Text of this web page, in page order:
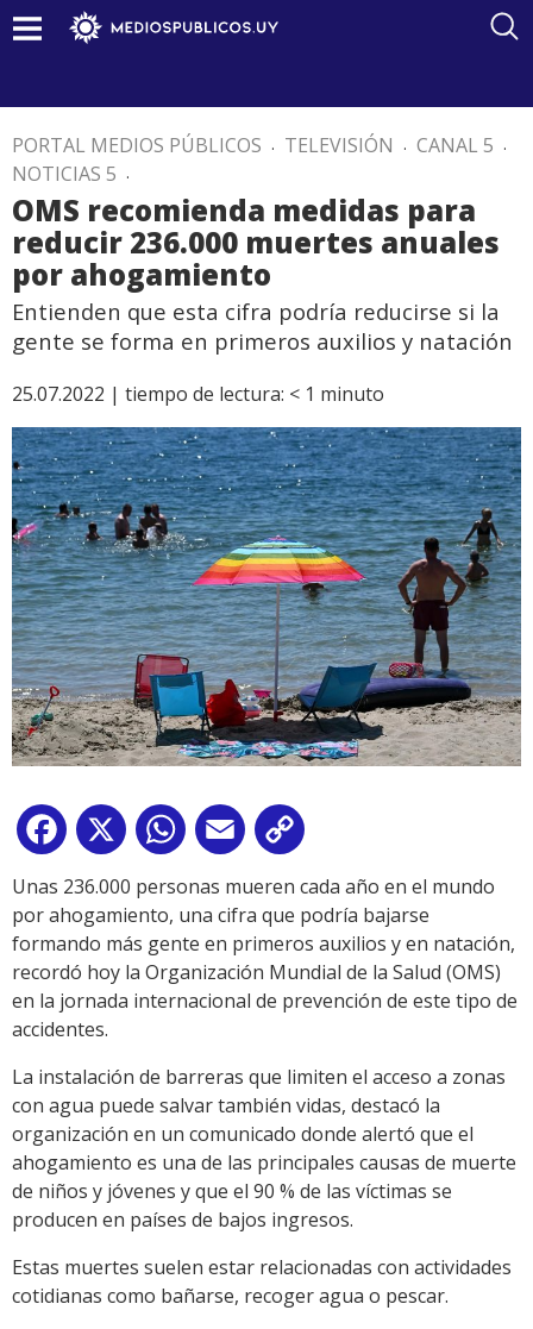
PORTAL MEDIOS PÚBLICOS . TELEVISIÓN . CANAL 5 .
NOTICIAS 5 .
OMS recomienda medidas para
reducir 236.000 muertes anuales
por ahogamiento
Entienden que esta cifra podría reducirse si la
gente se forma en primeros auxilios y natación
25.07.2022 | tiempo de lectura: < 1 minuto
Facebook
X WhatsApp
Email
Link
Unas 236.000 personas mueren cada año en el mundo
por ahogamiento, una cifra que podría bajarse
formando más gente en primeros auxilios y en natación,
recordó hoy la Organización Mundial de la Salud (OMS)
en la jornada internacional de prevención de este tipo de
accidentes.
La instalación de barreras que limiten el acceso a zonas
con agua puede salvar también vidas, destacó la
organización en un comunicado donde alertó que el
ahogamiento es una de las principales causas de muerte
de niños y jóvenes y que el 90 % de las víctimas se
producen en países de bajos ingresos.
Estas muertes suelen estar relacionadas con actividades
cotidianas como bañarse, recoger agua o pescar.